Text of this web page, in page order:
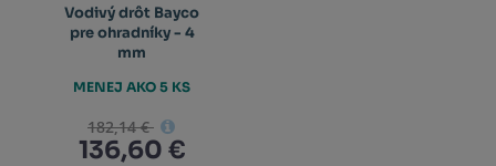
Vodivý drôt Bayco
pre ohradníky - 4
mm
182,14 €
136,60 €
MENEJ AKO 5 KS